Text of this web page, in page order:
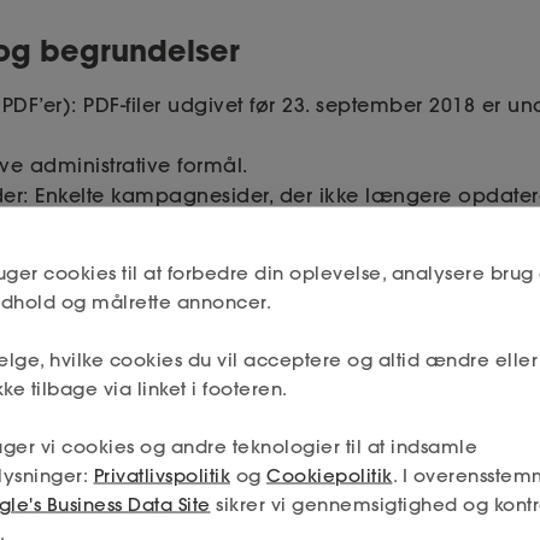
begrundelser
PDF-filer udgivet før 23. september 2018 er
administrative formål.
Enkelte kampagnesider, der ikke længere
teknisk og økonomisk byrde.
publiceret efter 23. september 2020 forsynes
at forbedre tilgængeligheden?
og fejlretning i CMS og frontend-komponenter.
QualWeb, axe) samt manuelle screenreader-tests
cookies til at forbedre din oplevelse, analysere brug
og målrette annoncer.
hvilke cookies du vil acceptere og altid ændre
tilbage via linket i footeren.
vi cookies og andre teknologier til at indsamle
Privatlivspolitik og Cookiepolitik. I
Business Data Site sikrer vi gennemsigtighed og